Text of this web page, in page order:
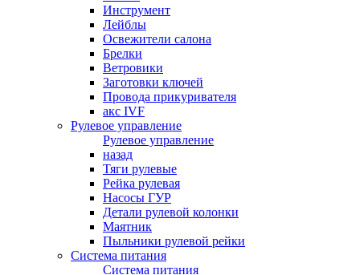
Инструмент
Лейблы
Освежители салона
Брелки
Ветровики
Заготовки ключей
Провода прикуривателя
акс IVF
Рулевое управление
Рулевое управление
назад
Тяги рулевые
Рейка рулевая
Насосы ГУР
Детали рулевой колонки
Маятник
Пыльники рулевой рейки
Система питания
Система питания